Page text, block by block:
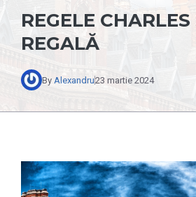
REGELE
REGALĂ
By Alexandru23 martie 2024